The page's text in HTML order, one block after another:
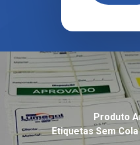
Produto
Etiquetas Sem